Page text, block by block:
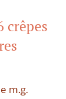
crêpes
m.g.